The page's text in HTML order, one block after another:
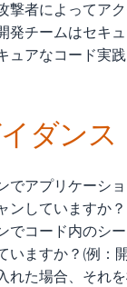
撃者によってアク
発チームはセキ
ュアなコード実
ダンス
でアプリケーシ
ンしていますか？
でコード内のシ
いますか？(例：
れた場合、それ